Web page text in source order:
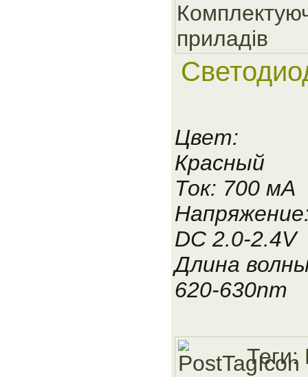
приладiв
Цвет:
Красный
Ток: 700 мА
DC 2.0-2.4V
Длина
620-630nm
Теги: